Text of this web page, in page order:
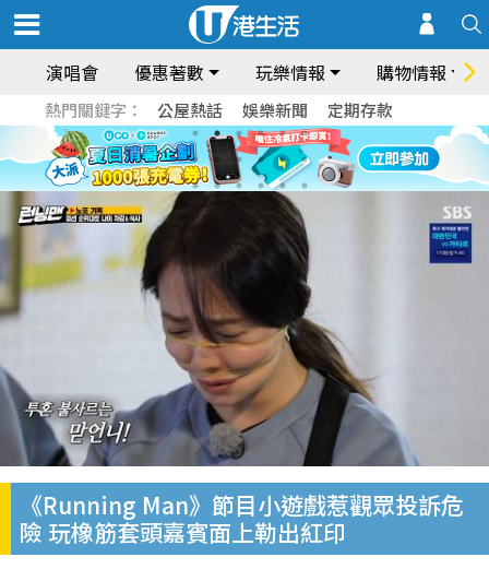
演唱會 優惠著數 玩樂情報 購物情報
熱門關鍵字： 公屋熱話 娛樂新聞 定期存款
《Running Man》節目小遊戲惹觀眾投訴危
險 玩橡筋套頭嘉賓面上勒出紅印